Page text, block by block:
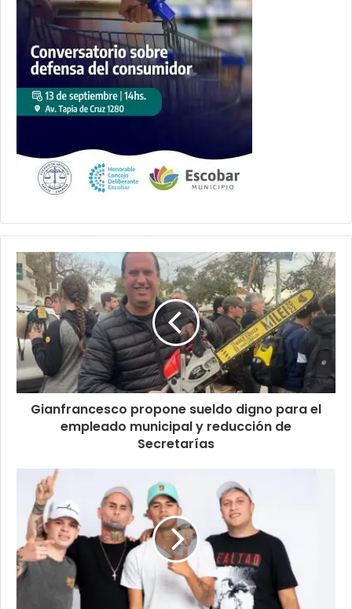
Gianfrancesco propone sueldo digno para el
empleado municipal y reducción de
Secretarías